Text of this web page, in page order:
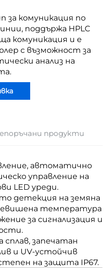
за комуникация по
поддържа HPLC
комуникация и е
с възможност за
анализ на
продукти
автоматично
управление на
LED уреди.
детекция на земяна
температура
за сигнализация и
сплав, запечатан
и UV-устойчив
на защита IP67.